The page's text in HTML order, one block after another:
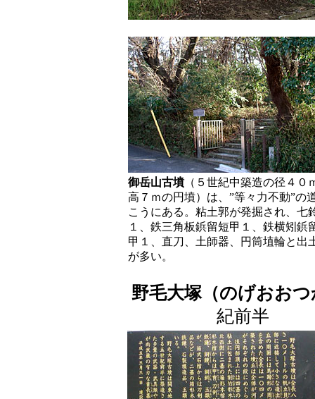
御岳山古墳（５世紀中築造の径４０
高７ｍの円墳）は、”等々力不動”の
こうにある。粘土郭が発掘され、七
１、鉄三角板鋲留短甲１、鉄横矧鋲
甲１、直刀、土師器、円筒埴輪と出
が多い。
野毛大塚（のげおお
紀